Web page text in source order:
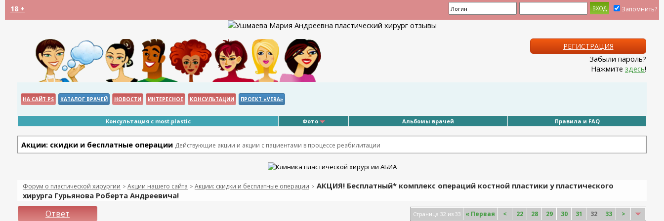
18 + Запомнить?
РЕГИСТРАЦИЯ
Забыли пароль?
Нажмите здесь!
НА САЙТ PS КАТАЛОГ ВРАЧЕЙ НОВОСТИ ИНТЕРЕСНОЕ КОНСУЛЬТАЦИИ ПРОЕКТ «VERA»
Консультация с most.plastic Фото Альбомы врачей Правила и FAQ
Акции: скидки и бесплатные операции Действующие акции и акции с пациентами в процессе реабилитации
Форум о пластической хирургии > Акции нашего сайта > Акции: скидки и бесплатные операции > АКЦИЯ! Бесплатный* комплекс операций костной пластики у пластического
хирурга Гурьянова Роберта Андреевича!
Ответ Страница 32 из 33 « Первая < 22 28 29 30 31 32 33 >